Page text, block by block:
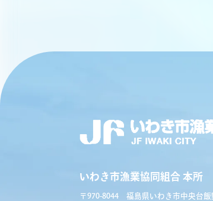
いわき市漁業協同組合 本所
〒970-8044 福島県いわき市中央台飯